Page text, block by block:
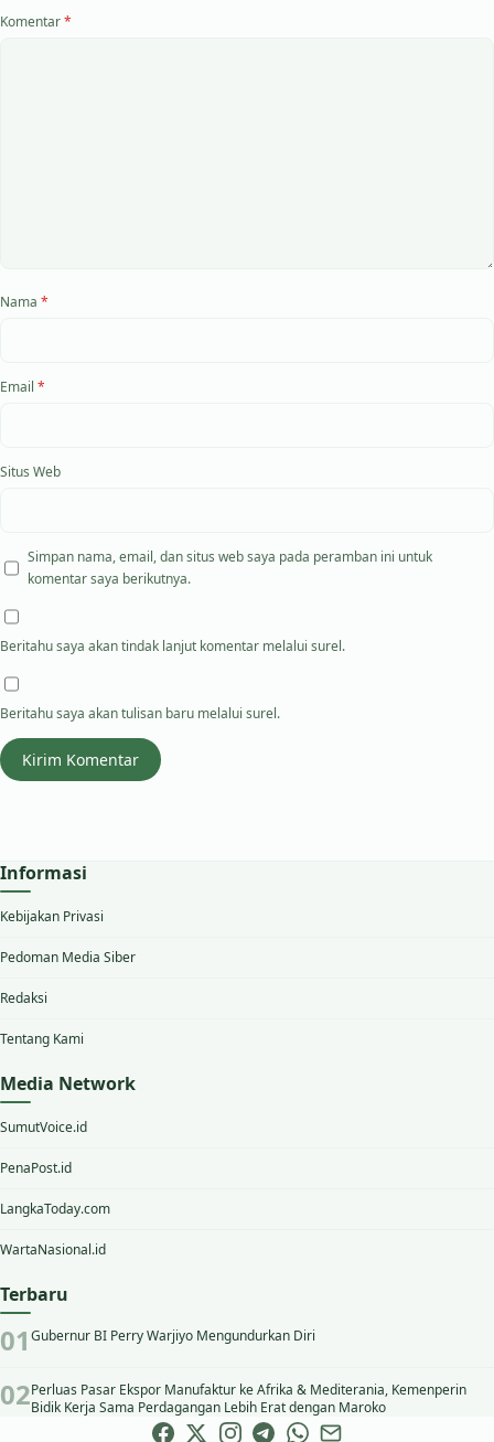
Komentar*
Nama *
Email *
Situs Web
Simpan nama, email, dan situs web saya pada peramban ini untuk
komentar saya berikutnya.
Beritahu saya akan tindak lanjut komentar melalui surel.
Beritahu saya akan tulisan baru melalui surel.
Informasi
Kebijakan Privasi
Pedoman Media Siber
Redaksi
Tentang Kami
Media Network
SumutVoice.id
PenaPost.id
LangkaToday.com
WartaNasional.id
Terbaru
Gubernur BI Perry Warjiyo Mengundurkan Diri
Perluas Pasar Ekspor Manufaktur ke Afrika & Mediterania, Kemenperin
Bidik Kerja Sama Perdagangan Lebih Erat dengan Maroko